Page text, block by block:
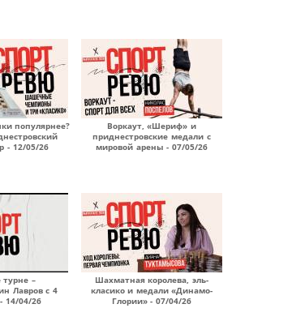
популярнее?
- 12/05/26
Воркаут, «Шериф» и
приднестровские медали с
мировой арены - 07/05/26
турне –
Лавров с 4
14/04/26
Шахматная королева, эль-
класико и медали «Динамо-
Глории» - 07/04/26